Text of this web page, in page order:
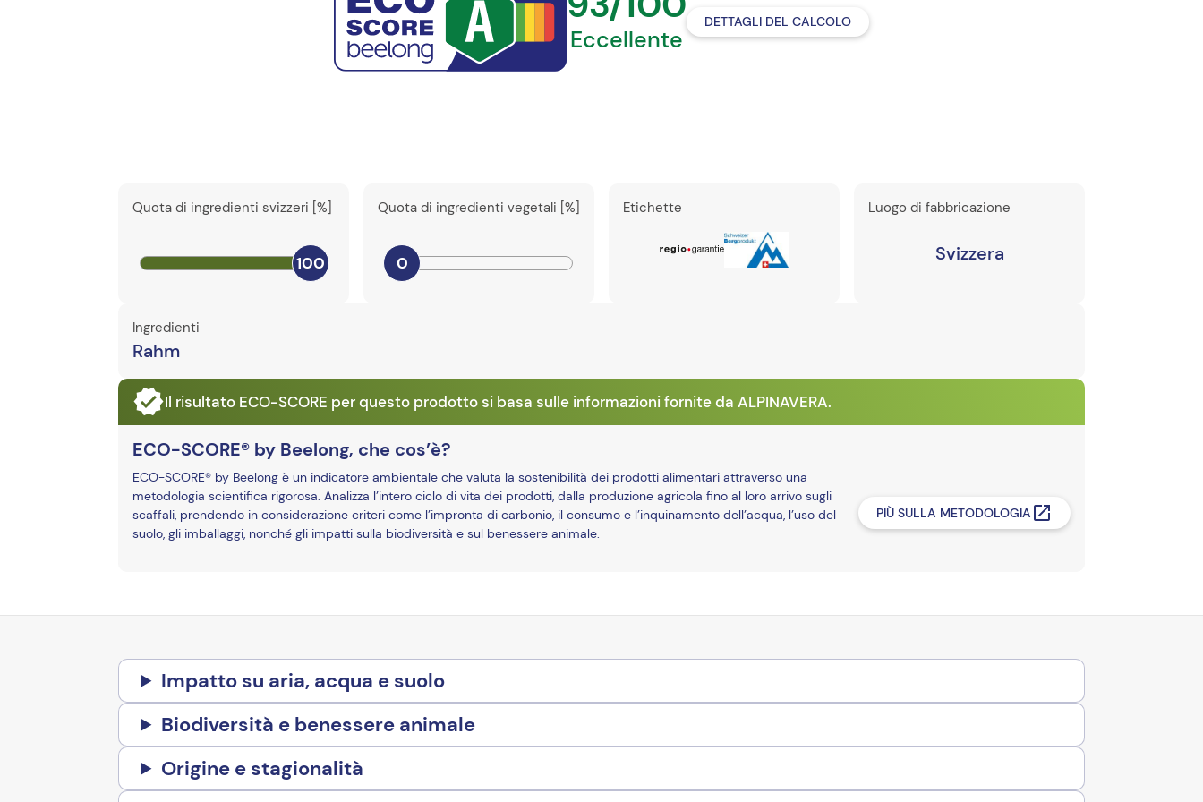
Eccellente
DETTAGLI DEL CALCOLO
Quota di ingredienti svizzeri [%]
100
Quota di ingredienti vegetali [%]
0
Etichette Luogo di fabbricazione
Svizzera
Ingredienti
Rahm
Il risultato ECO-SCORE per questo prodotto si basa sulle informazioni fornite da ALPINAVERA.
ECO-SCORE® by Beelong, che cos’è?
ECO-SCORE® by Beelong è un indicatore ambientale che valuta la sostenibilità dei prodotti alimentari attraverso una
metodologia scientifica rigorosa. Analizza l’intero ciclo di vita dei prodotti, dalla produzione agricola fino al loro arrivo sugli
scaffali, prendendo in considerazione criteri come l’impronta di carbonio, il consumo e l’inquinamento dell’acqua, l’uso del
suolo, gli imballaggi, nonché gli impatti sulla biodiversità e sul benessere animale.
PIÙ SULLA METODOLOGIA
Impatto su aria, acqua e suolo
Biodiversità e benessere animale
Origine e stagionalità